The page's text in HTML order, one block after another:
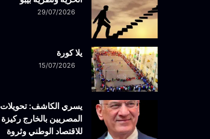
29/07/2026
يلا كورة
15/07/2026
يسري الكاشف: تحويلات
المصريين بالخارج ركيزة
للاقتصاد الوطني وثروة